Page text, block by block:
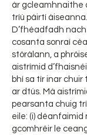
ár gcleamhnaithe
tríú páirtí áiseanna.
D’fhéadfadh
cosanta sonraí
stórálann, a
aistrímid
bhí sa tír inar chuir
ar dtús. Má
pearsanta chuig
eile: (i) déanfaimid
gcomhréir le